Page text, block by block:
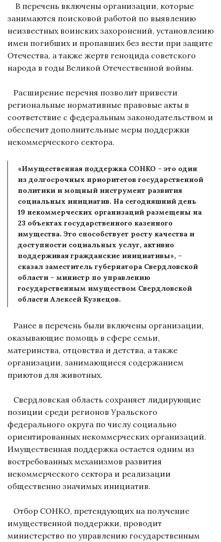
В перечень включены организации, которые
занимаются поисковой работой по выявлению
неизвестных воинских захоронений, установлению
имен погибших и пропавших без вести при защите
Отечества, а также жертв геноцида советского
народа в годы Великой Отечественной войны.
Расширение перечня позволит привести
региональные нормативные правовые акты в
соответствие с федеральным законодательством и
обеспечит дополнительные меры поддержки
некоммерческого сектора.
«Имущественная поддержка СОНКО – это один
из долгосрочных приоритетов государственной
политики и мощный инструмент развития
социальных инициатив. На сегодняшний день
19 некоммерческих организаций размещены на
23 объектах государственного казенного
имущества. Это способствует росту качества и
доступности социальных услуг, активно
поддерживая гражданские инициативы», –
сказал заместитель губернатора Свердловской
области – министр по управлению
государственным имуществом Свердловской
области Алексей Кузнецов.
Ранее в перечень были включены организации,
оказывающие помощь в сфере семьи,
материнства, отцовства и детства, а также
организации, занимающиеся содержанием
приютов для животных.
Свердловская область сохраняет лидирующие
позиции среди регионов Уральского
федерального округа по числу социально
ориентированных некоммерческих организаций.
Имущественная поддержка остается одним из
востребованных механизмов развития
некоммерческого сектора и реализации
общественно значимых инициатив.
Отбор СОНКО, претендующих на получение
имущественной поддержки, проводит
министерство по управлению государственным